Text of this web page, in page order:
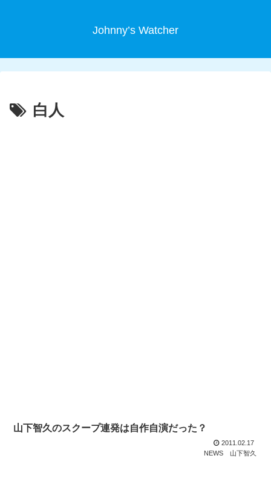
Johnny’s Watcher
白人
山下智久のスクープ連発は自作自演だった？
2011.02.17
NEWS
山下智久